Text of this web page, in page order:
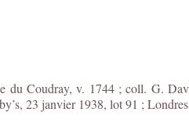
du Coudray, v. 1744 ; coll. G.
23 janvier 1938, lot 91 ;